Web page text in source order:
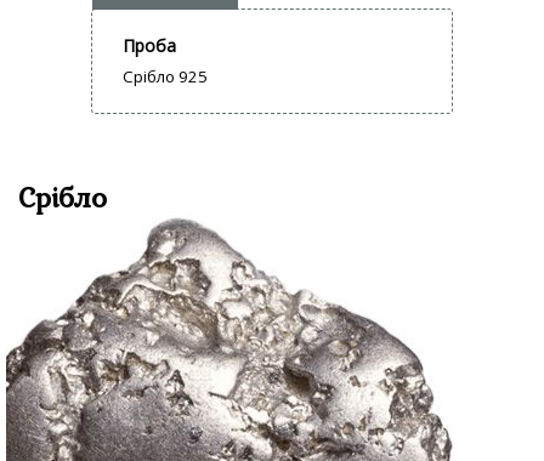
Проба
Срібло 925
Срібло